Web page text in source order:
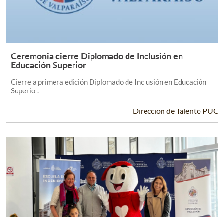
Leer Más +
Ceremonia cierre Diplomado de Inclusión en
Educación Superior
Cierre a primera edición Diplomado de Inclusión en Educación
Superior.
Dirección de Talento